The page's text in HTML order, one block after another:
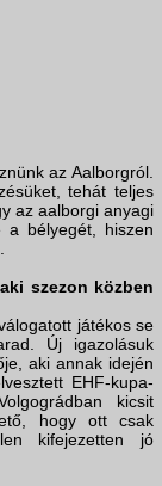
az Aalborgról.
tehát teljes
az aalborgi anyagi
a bélyegét, hiszen
szezon közben
játékos se
Új igazolásuk
aki annak idején
EHF-kupa-
kicsit
hogy ott csak
kifejezetten jó